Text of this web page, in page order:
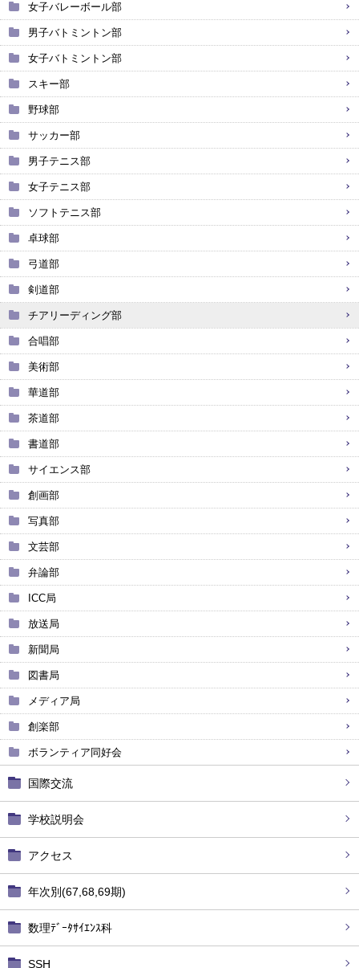
女子バレーボール部
男子バトミントン部
女子バトミントン部
スキー部
野球部
サッカー部
男子テニス部
女子テニス部
ソフトテニス部
卓球部
弓道部
剣道部
チアリーディング部
合唱部
美術部
華道部
茶道部
書道部
サイエンス部
創画部
写真部
文芸部
弁論部
ICC局
放送局
新聞局
図書局
メディア局
創楽部
ボランティア同好会
国際交流
学校説明会
アクセス
年次別(67,68,69期)
数理ﾃﾞｰﾀｻｲｴﾝｽ科
SSH